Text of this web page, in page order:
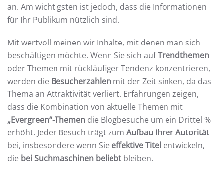
an. Am wichtigsten ist jedoch, dass die Informationen
für Ihr Publikum nützlich sind.
Mit wertvoll meinen wir Inhalte, mit denen man sich
beschäftigen möchte. Wenn Sie sich aufTrendthemen
oder Themen mit rückläufiger Tendenz konzentrieren,
werden die Besucherzahlen mit der Zeit sinken, da das
Thema an Attraktivität verliert. Erfahrungen zeigen,
dass die Kombination von aktuelle Themen mit
„Evergreen“-Themen die Blogbesuche um ein Drittel %
erhöht. Jeder Besuch trägt zum Aufbau Ihrer Autorität
bei, insbesondere wenn Sie effektive Titel entwickeln,
die bei Suchmaschinen beliebt bleiben.